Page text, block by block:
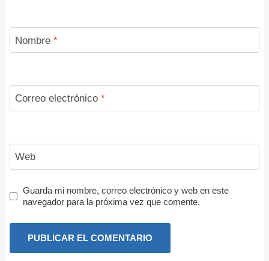
Nombre *
Correo electrónico *
Web
Guarda mi nombre, correo electrónico y web en este
navegador para la próxima vez que comente.